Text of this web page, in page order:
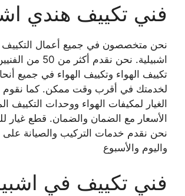
فني تكييف هندي
نحن متخصصون في جميع أعمال التكييف
اشبيلية. نحن نقدم
تكييف الهواء وتكييف الهواء في جميع
لخدمتك في أقرب وقت ممكن. كما نقوم
الغيار لمكيفات الهواء ووحدات التكييف
الأسعار مع الضمان والضمان. قطع غيار
نحن نقدم خدمات التركيب والصيانة على
واليوم والأسبوع
فني تكييف في